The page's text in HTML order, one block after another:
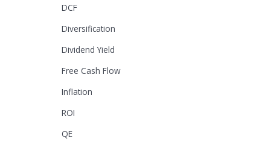
DCF
Diversification
Dividend Yield
Free Cash Flow
Inflation
ROI
QE